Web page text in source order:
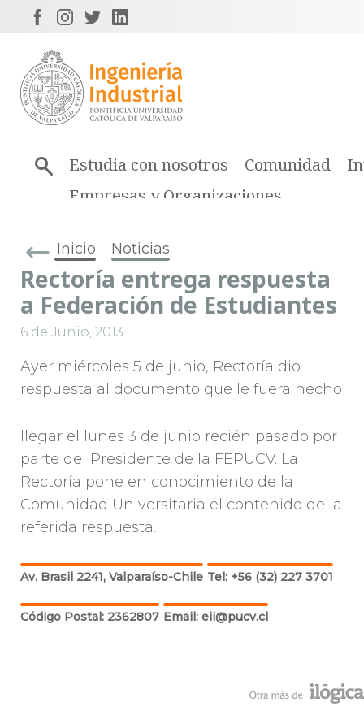
Estudia con nosotros Comunidad
Empresas y Organizaciones
Inicio Noticias
Rectoría entrega respuesta
a Federación de Estudiantes
6 de Junio, 2013
Ayer miércoles 5 de junio, Rectoría dio
respuesta al documento que le fuera hecho
llegar el lunes 3 de junio recién pasado por
parte del Presidente de la FEPUCV. La
Rectoría pone en conocimiento de la
Comunidad Universitaria el contenido de la
referida respuesta.
Av. Brasil 2241, Valparaíso-Chile Tel: +56 (32) 227 3701
Código Postal: 2362807 Email: eii@pucv.cl